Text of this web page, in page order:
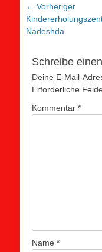
← Vorheriger
Vorheriger
Beitrag:
Nadeshda
Schreibe
Deine E-Mail-
Erforderliche
Kommentar *
Name *